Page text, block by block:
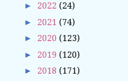
► 2022 (24)
► 2021 (74)
► 2020 (123)
► 2019 (120)
► 2018 (171)